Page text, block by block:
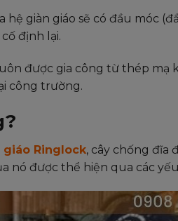
giàn giáo sẽ có đầu móc
định lại.
được gia công từ thép mạ
công trường.
giáo Ringlock, cây chống đĩa
nó được thể hiện qua các